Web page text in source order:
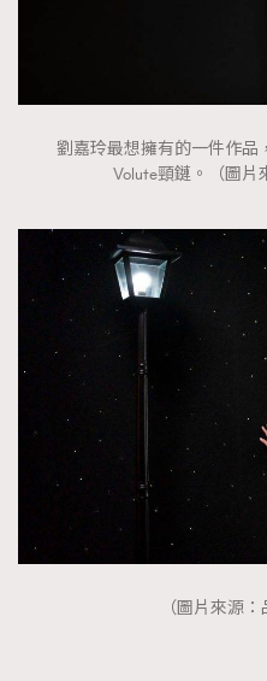
劉嘉玲最想擁有的一件作品
Volute頸鏈。（圖片
（圖片來源